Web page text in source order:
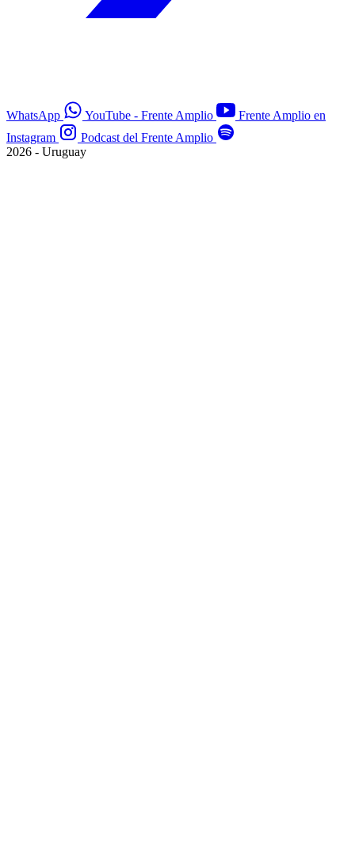
WhatsApp YouTube - Frente Amplio
Frente Amplio en
Instagram
Podcast del Frente Amplio
2026 - Uruguay